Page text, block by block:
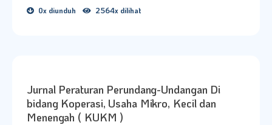
0x diunduh 2564x dilihat
Jurnal Peraturan Perundang-Undangan Di
bidang Koperasi, Usaha Mikro, Kecil dan
Menengah ( KUKM )